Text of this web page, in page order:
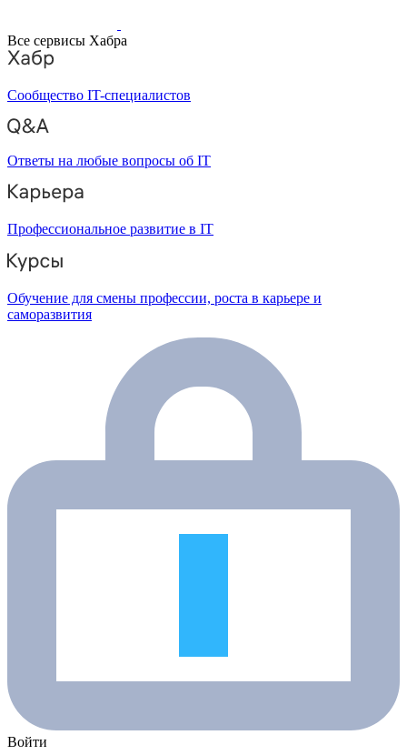
Все сервисы Хабра
Сообщество IT-специалистов
Ответы на любые вопросы об IT
Профессиональное развитие в IT
Обучение для смены профессии, роста в карьере и
саморазвития
Войти